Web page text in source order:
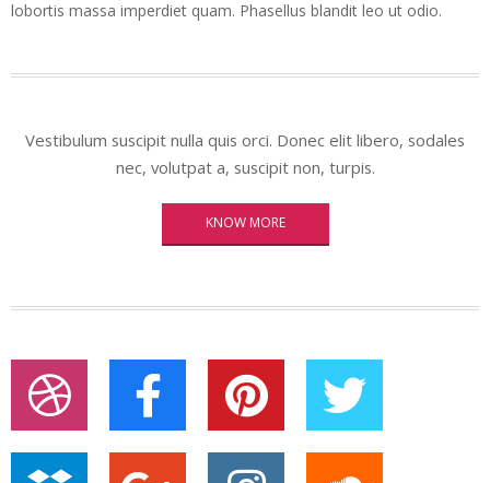
lobortis massa imperdiet quam. Phasellus blandit leo ut odio.
Vestibulum suscipit nulla quis orci. Donec elit libero, sodales
nec, volutpat a, suscipit non, turpis.
KNOW MORE